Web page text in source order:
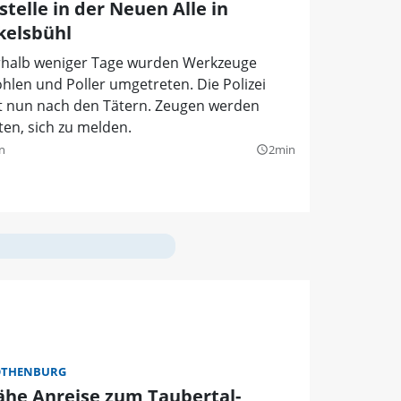
in der Neuen Alle in
weniger Tage wurden Werkzeuge
und Poller umgetreten. Die Polizei
nun nach den Tätern. Zeugen werden
sich zu melden.
query_builder2min
Anreise zum Taubertal-